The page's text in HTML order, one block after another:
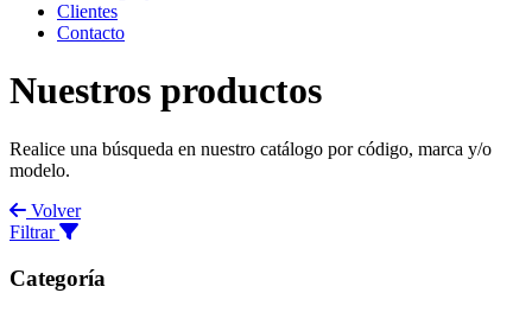
Clientes
Contacto
Nuestros productos
Realice una búsqueda en nuestro catálogo por código, marca y/o
modelo.
Volver
Filtrar
Categoría